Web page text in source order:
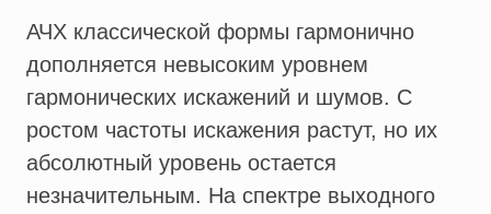
АЧХ классической формы гармонично
дополняется невысоким уровнем
гармонических искажений и шумов. С
ростом частоты искажения растут, но их
абсолютный уровень остается
незначительным. На спектре выходного